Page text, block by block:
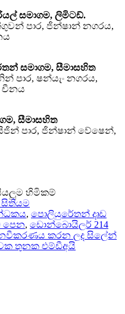
සමාගම, ලිමිටඩ්.
පාර, ජින්ෂාන් නගරය,
සමාගම, සීමාසහිත
පාර, ෂන්යැං නගරය,
චීනය
සීමාසහිත
පාර, ජින්ෂාන් වේෂෙන්,
සියලුම හිමිකම්
සිතියම
, පොලියුරේතන් දෘඩ
පෙන, ඩොන්බොයිලර් 214
කරන ලද සිලේන්
තුනක එම්ඩීඅයි